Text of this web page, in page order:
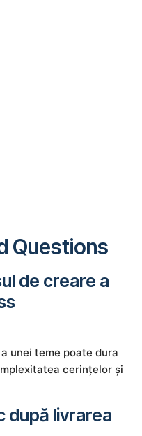
Questions
de creare a
unei teme poate dura
cerințelor și
după livrarea